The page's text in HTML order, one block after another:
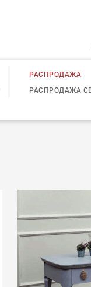
РАСПРОДАЖА
РАСПРОДАЖА